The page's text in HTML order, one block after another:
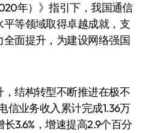
年）》指引下，我国通信
等领域取得卓越成就，支
面提升，为建设网络强国
结构转型不断推进在极不
信业务收入累计完成1.36万
3.6%，增速提高2.9个百分